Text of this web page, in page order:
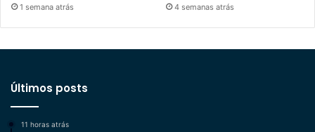
1 semana atrás 4 semanas atrás
Últimos posts
11 horas atrás